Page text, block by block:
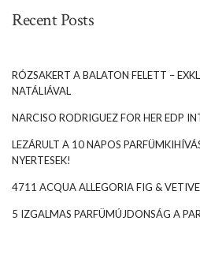
Recent Posts
RÓZSAKERT A BALATON FELETT –
NATÁLIÁVAL
NARCISO RODRIGUEZ FOR HER EDP
LEZÁRULT A 10 NAPOS
NYERTESEK!
4711 ACQUA ALLEGORIA FIG &
5 IZGALMAS PARFÜMÚJDONSÁG A